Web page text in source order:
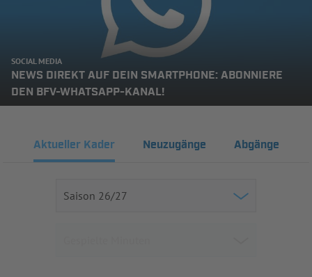
SOCIAL MEDIA
NEWS DIREKT AUF DEIN SMARTPHONE: ABONNIERE
DEN BFV-WHATSAPP-KANAL!
Aktueller Kader Neuzugänge Abgänge